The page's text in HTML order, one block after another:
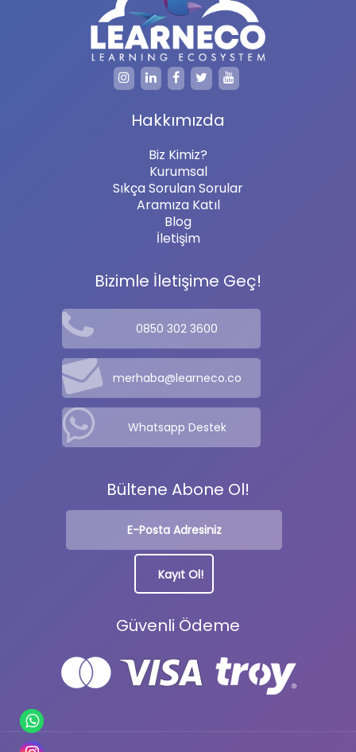
Hakkımızda
Biz Kimiz?
Kurumsal
Sıkça Sorulan Sorular
Aramıza Katıl
Blog
İletişim
Bizimle İletişime Geç!
0850 302 3600
merhaba@learneco.co
Whatsapp Destek
Bültene Abone Ol!
Güvenli Ödeme